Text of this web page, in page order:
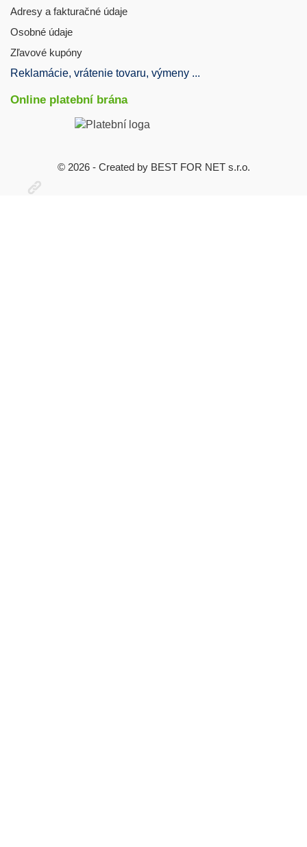
Adresy a fakturačné údaje
Osobné údaje
Zľavové kupóny
Reklamácie, vrátenie tovaru, výmeny ...
Otevřit
Online platební brána
© 2026 - Created by BEST FOR NET s.r.o.